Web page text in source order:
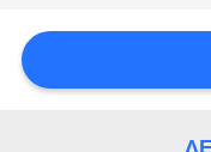
ΈΝΑ
ΑΠΌΣΠΑΣΜΑ